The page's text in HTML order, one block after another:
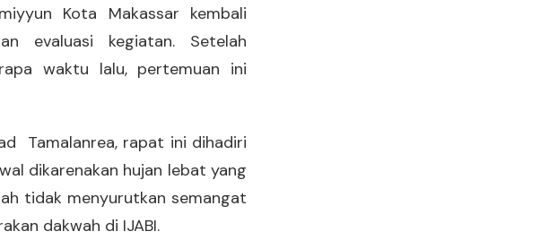
Kota Makassar kembali
evaluasi kegiatan. Setelah
waktu lalu, pertemuan ini
Tamalanrea, rapat ini dihadiri
dikarenakan hujan lebat yang
tidak menyurutkan semangat
dakwah di IJABI.